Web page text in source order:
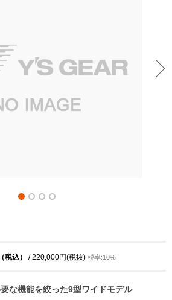
税込） / 220,000円(税抜) 税率:10%
な機能を絞った9型ワイドモデル